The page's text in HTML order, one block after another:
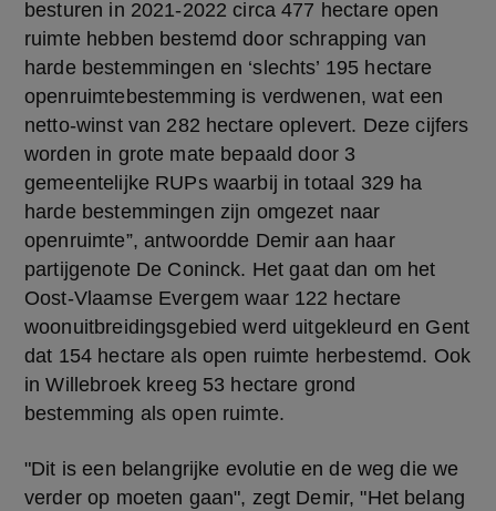
besturen in 2021-2022 circa 477 hectare open
ruimte hebben bestemd door schrapping van
harde bestemmingen en ‘slechts’ 195 hectare
openruimtebestemming is verdwenen, wat een
netto-winst van 282 hectare oplevert. Deze cijfers
worden in grote mate bepaald door 3
gemeentelijke RUPs waarbij in totaal 329 ha
harde bestemmingen zijn omgezet naar
openruimte”, antwoordde Demir aan haar
partijgenote De Coninck. Het gaat dan om het
Oost-Vlaamse Evergem waar 122 hectare
woonuitbreidingsgebied werd uitgekleurd en Gent
dat 154 hectare als open ruimte herbestemd. Ook
in Willebroek kreeg 53 hectare grond
bestemming als open ruimte.
"Dit is een belangrijke evolutie en de weg die we
verder op moeten gaan", zegt Demir, "Het belang